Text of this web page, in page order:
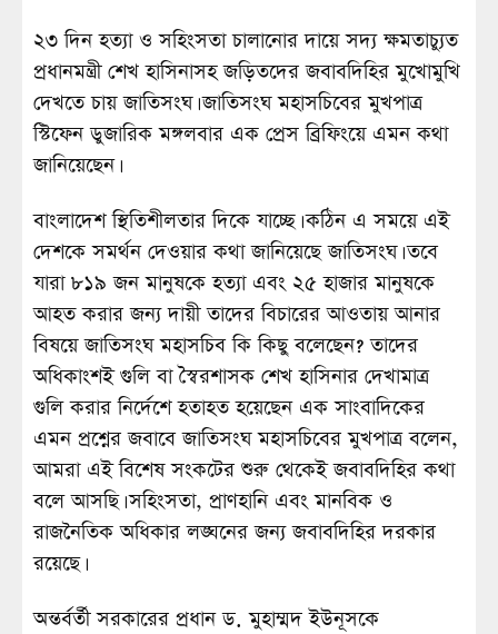
২৩ দিন হত্যা ও সহিংসতা চালানোর দায়ে সদ্য ক্ষমতাচ্যুত
প্রধানমন্ত্রী শেখ হাসিনাসহ জড়িতদের জবাবদিহির মুখোমুখি
দেখতে চায় জাতিসংঘ। জাতিসংঘ মহাসচিবের মুখপাত্র
স্টিফেন ডুজারিক মঙ্গলবার এক প্রেস ব্রিফিংয়ে এমন কথা
জানিয়েছেন।
বাংলাদেশ স্থিতিশীলতার দিকে যাচ্ছে। কঠিন এ সময়ে এই
দেশকে সমর্থন দেওয়ার কথা জানিয়েছে জাতিসংঘ। তবে
যারা ৮১৯ জন মানুষকে হত্যা এবং ২৫ হাজার মানুষকে
আহত করার জন্য দায়ী তাদের বিচারের আওতায় আনার
বিষয়ে জাতিসংঘ মহাসচিব কি কিছু বলেছেন? তাদের
অধিকাংশই গুলি বা স্বৈরশাসক শেখ হাসিনার দেখামাত্র
গুলি করার নির্দেশে হতাহত হয়েছেন এক সাংবাদিকের
এমন প্রশ্নের জবাবে জাতিসংঘ মহাসচিবের মুখপাত্র বলেন,
আমরা এই বিশেষ সংকটের শুরু থেকেই জবাবদিহির কথা
বলে আসছি। সহিংসতা, প্রাণহানি এবং মানবিক ও
রাজনৈতিক অধিকার লঙ্ঘনের জন্য জবাবদিহির দরকার
রয়েছে।
অন্তর্বর্তী সরকারের প্রধান ড. মুহাম্মদ ইউনূসকে